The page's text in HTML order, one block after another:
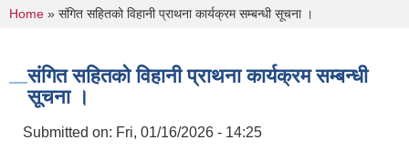
You are here
Home » संगित सहितको विहानी प्राथना कार्यक्रम सम्बन्धी सूचना ।
संगित सहितको विहानी प्राथना कार्यक्रम सम्बन्धी
सूचना ।
Submitted on: Fri, 01/16/2026 - 14:25